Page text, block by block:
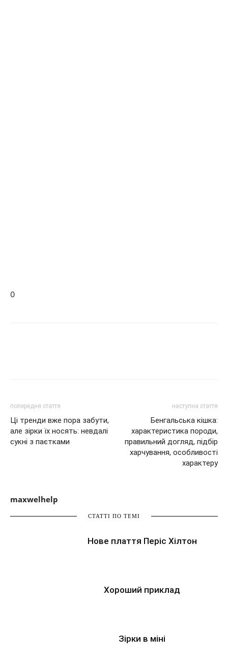
0
попередня стаття
Ці тренди вже пора забути,
але зірки їх носять: невдалі
сукні з паєтками
наступна стаття
Бенгальська кішка:
характеристика породи,
правильний догляд, підбір
харчування, особливості
характеру
maxwelhelp
СТАТТІ ПО ТЕМІ
Нове плаття Періс Хілтон
Хороший приклад
Зірки в міні